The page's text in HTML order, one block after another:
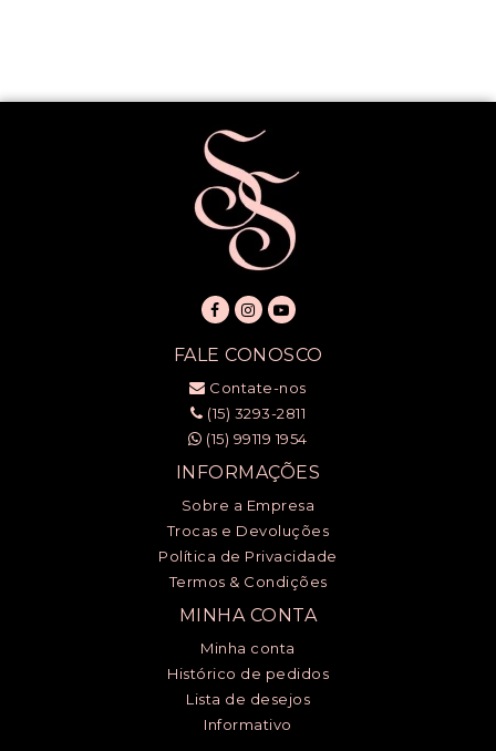
FALE CONOSCO
Contate-nos
(15) 3293-2811
(15) 99119 1954
INFORMAÇÕES
Sobre a Empresa
Trocas e Devoluções
Política de Privacidade
Termos & Condições
MINHA CONTA
Minha conta
Histórico de pedidos
Lista de desejos
Informativo